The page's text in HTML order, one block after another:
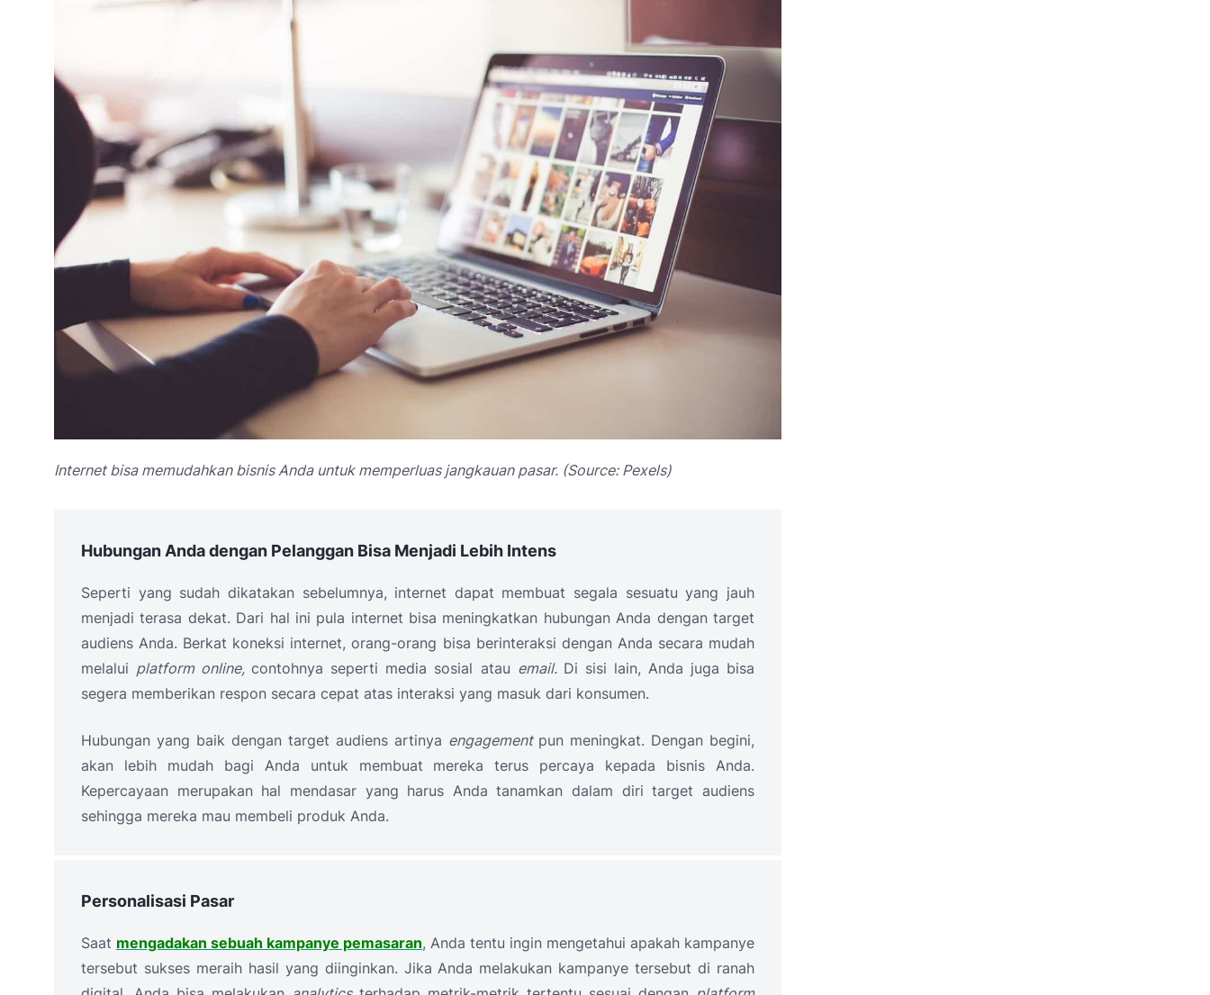
Internet bisa memudahkan bisnis Anda untuk memperluas jangkauan pasar. (Source: Pexels)
Hubungan Anda dengan Pelanggan Bisa Menjadi Lebih Intens
Seperti yang sudah dikatakan sebelumnya, internet dapat membuat segala sesuatu yang jauh
menjadi terasa dekat. Dari hal ini pula internet bisa meningkatkan hubungan Anda dengan target
audiens Anda. Berkat koneksi internet, orang-orang bisa berinteraksi dengan Anda secara mudah
melalui platform online,contohnya seperti media sosial atau email. Di sisi lain, Anda juga bisa
segera memberikan respon secara cepat atas interaksi yang masuk dari konsumen.
Hubungan yang baik dengan target audiens artinya engagement pun meningkat. Dengan begini,
akan lebih mudah bagi Anda untuk membuat mereka terus percaya kepada bisnis Anda.
Kepercayaan merupakan hal mendasar yang harus Anda tanamkan dalam diri target audiens
sehingga mereka mau membeli produk Anda.
Personalisasi Pasar
Saat mengadakan sebuah kampanye pemasaran, Anda tentu ingin mengetahui apakah kampanye
tersebut sukses meraih hasil yang diinginkan. Jika Anda melakukan kampanye tersebut di ranah